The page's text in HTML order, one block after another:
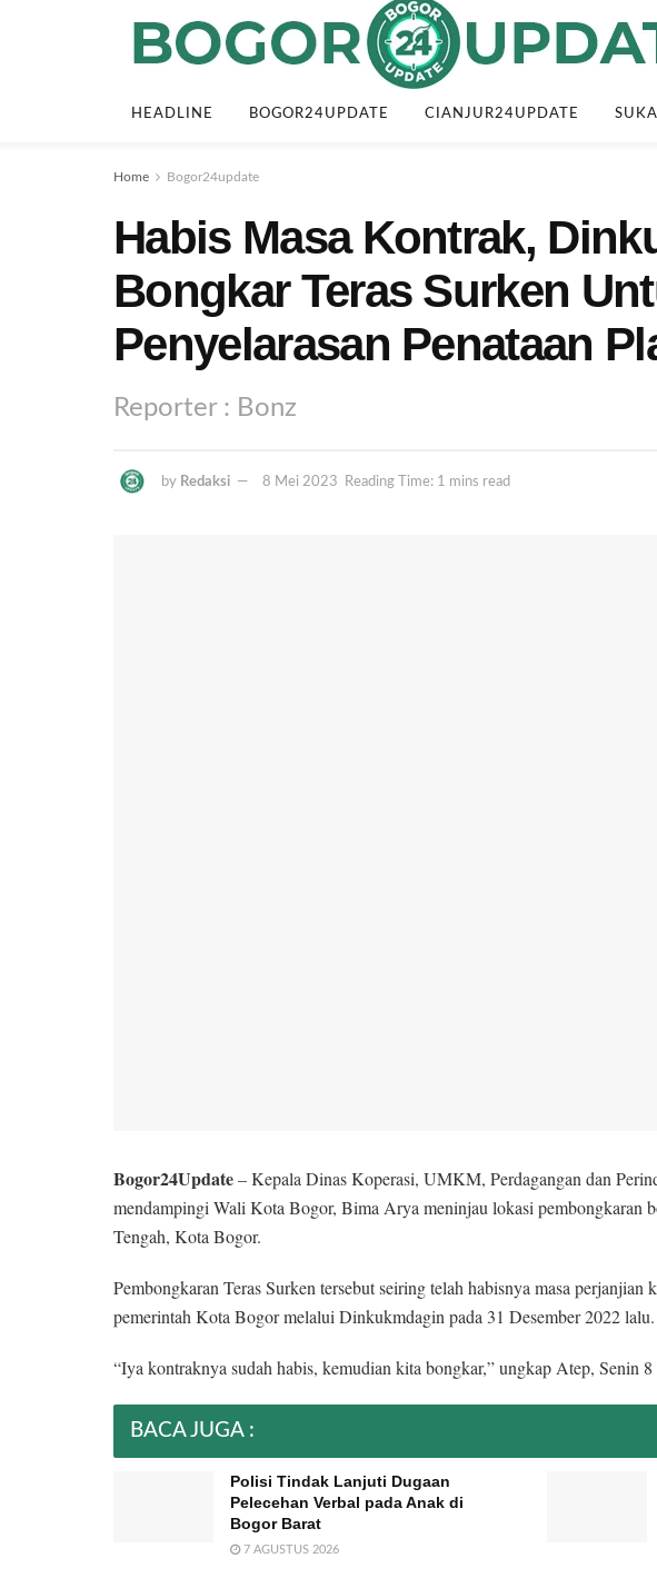
HEADLINE BOGOR24UPDATE CIANJUR24UPDATE
Home Bogor24update
Habis Masa Kontrak,
Bongkar Teras Surken
Penyelarasan Penataan
Reporter : Bonz
by Redaksi 8 Mei 2023 Reading Time: 1 mins read
Bogor24Update– Kepala Dinas Koperasi, UMKM, Perdagangan dan
mendampingi Wali Kota Bogor, Bima Arya meninjau lokasi pembongkaran
Tengah, Kota Bogor.
Pembongkaran Teras Surken tersebut seiring telah habisnya masa perjanjian
pemerintah Kota Bogor melalui Dinkukmdagin pada 31 Desember 2022 lalu.
“Iya kontraknya sudah habis, kemudian kita bongkar,” ungkap Atep, Senin
BACA JUGA :
Polisi Tindak Lanjuti Dugaan
Pelecehan Verbal pada Anak di
Bogor Barat
7 AGUSTUS 2026